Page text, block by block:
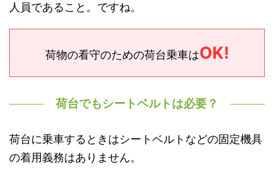
人員であること。ですね。
荷物の看守のための荷台乗車はOK!
荷台でもシートベルトは必要？
荷台に乗車するときはシートベルトなどの固定機具
の着用義務はありません。